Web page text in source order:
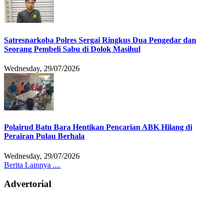
Satresnarkoba Polres Sergai Ringkus Dua Pengedar dan
Seorang Pembeli Sabu di Dolok Masihul
Wednesday, 29/07/2026
Polairud Batu Bara Hentikan Pencarian ABK Hilang di
Perairan Pulau Berhala
Wednesday, 29/07/2026
Berita Lainnya ....
Advertorial